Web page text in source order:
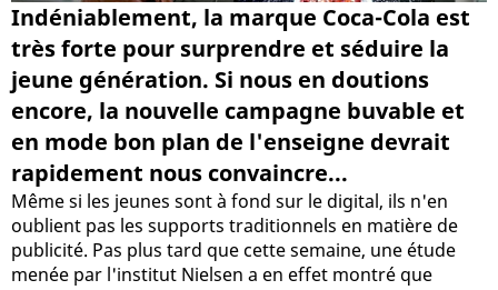
Indéniablement, la marque Coca-Cola est
très forte pour surprendre et séduire la
jeune génération. Si nous en doutions
encore, la nouvelle campagne buvable et
en mode bon plan de l'enseigne devrait
rapidement nous convaincre...
Même si les jeunes sont à fond sur le digital, ils n'en
oublient pas les supports traditionnels en matière de
publicité. Pas plus tard que cette semaine, une étude
menée par l'institut Nielsen a en effet montré que